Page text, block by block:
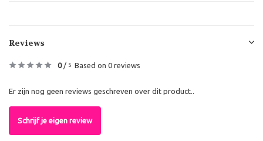
Reviews
0/ 5 Based on 0 reviews
Er zijn nog geen reviews geschreven over dit product..
Schrijf je eigen review